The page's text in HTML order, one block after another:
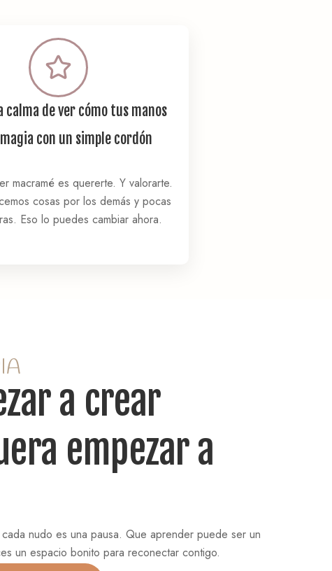
calma de ver cómo tus manos
con un simple cordón
macramé es quererte. Y valorarte.
cosas por los demás y pocas
Eso lo puedes cambiar ahora.
a crear
empezar a
nudo es una pausa. Que aprender puede ser un
un espacio bonito para reconectar contigo.